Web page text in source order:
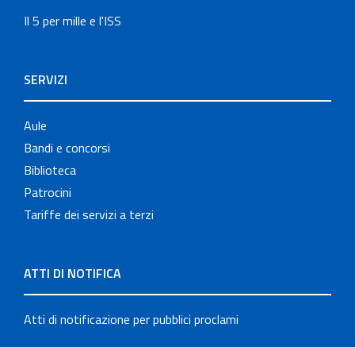
Il 5 per mille e l'ISS
SERVIZI
Aule
Bandi e concorsi
Biblioteca
Patrocini
Tariffe dei servizi a terzi
ATTI DI NOTIFICA
Atti di notificazione per pubblici proclami